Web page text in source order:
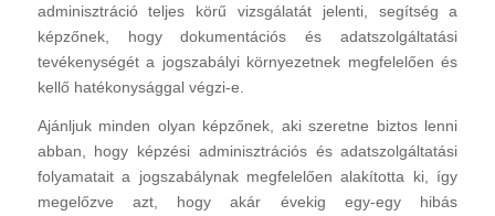
adminisztráció teljes körű vizsgálatát jelenti, segítség a
képzőnek, hogy dokumentációs és adatszolgáltatási
tevékenységét a jogszabályi környezetnek megfelelően és
kellő hatékonysággal végzi-e.
Ajánljuk minden olyan képzőnek, aki szeretne biztos lenni
abban, hogy képzési adminisztrációs és adatszolgáltatási
folyamatait a jogszabálynak megfelelően alakította ki, így
megelőzve azt, hogy akár évekig egy-egy hibás